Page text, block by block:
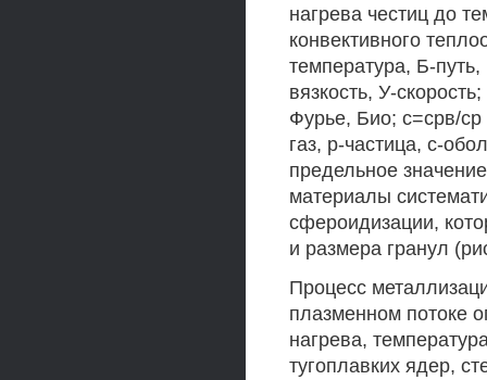
нагрева честиц до
конвективного
температура, Б-
вязкость, У-
Фурье, Био; с=срв/
газ, р-частица, с-
предельное
материалы
сфероидизации,
и размера гранул
Процесс
плазменном потоке
нагрева,
тугоплавких ядер,